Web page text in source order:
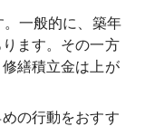
。一般的に、築年
ます。その一方
繕積立金は上が
の行動をおすす